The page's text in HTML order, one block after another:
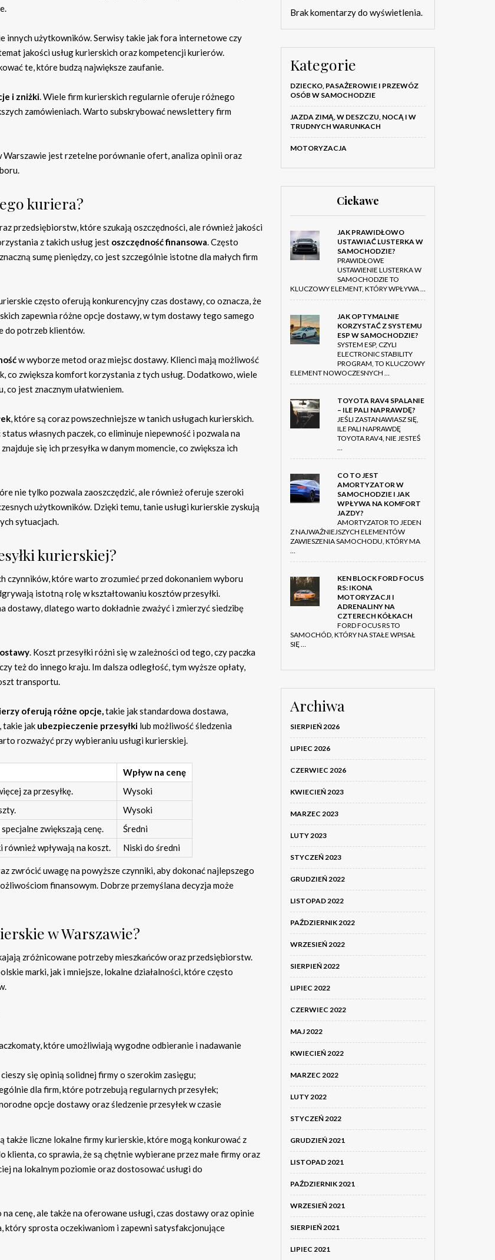
innych użytkowników. Serwisy takie jak fora internetowe czy
jakości usług kurierskich oraz kompetencji kurierów.
te, które budzą największe zaufanie.
i zniżki. Wiele firm kurierskich regularnie oferuje różnego
zamówieniach. Warto subskrybować newslettery firm
Warszawie jest rzetelne porównanie ofert, analiza opinii oraz
kuriera?
przedsiębiorstw, które szukają oszczędności, ale również jakości
z takich usług jest oszczędność finansowa. Często
sumę pieniędzy, co jest szczególnie istotne dla małych firm
często oferują konkurencyjny czas dostawy, co oznacza, że
zapewnia różne opcje dostawy, w tym dostawy tego samego
do potrzeb klientów.
w wyborze metod oraz miejsc dostawy. Klienci mają możliwość
co zwiększa komfort korzystania z tych usług. Dodatkowo, wiele
co jest znacznym ułatwieniem.
, które są coraz powszechniejsze w tanich usługach kurierskich.
własnych paczek, co eliminuje niepewność i pozwala na
się ich przesyłka w danym momencie, co zwiększa ich
nie tylko pozwala zaoszczędzić, ale również oferuje szeroki
użytkowników. Dzięki temu, tanie usługi kurierskie zyskują
sytuacjach.
kurierskiej?
czynników, które warto zrozumieć przed dokonaniem wyboru
istotną rolę w kształtowaniu kosztów przesyłki.
dostawy, dlatego warto dokładnie zważyć i zmierzyć siedzibę
. Koszt przesyłki różni się w zależności od tego, czy paczka
też do innego kraju. Im dalsza odległość, tym wyższe opłaty,
transportu.
oferują różne opcje,takie jak standardowa dostawa,
takie jak ubezpieczenie przesyłki lub możliwość śledzenia
rozważyć przy wybieraniu usługi kurierskiej.
Wpływ na cenę
za przesyłkę.
Wysoki
Wysoki
zwiększają cenę.
Średni
również wpływają na koszt. Niski do średni
uwagę na powyższe czynniki, aby dokonać najlepszego
finansowym. Dobrze przemyślana decyzja może
w Warszawie?
zróżnicowane potrzeby mieszkańców oraz przedsiębiorstw.
marki, jak i mniejsze, lokalne działalności, które często
które umożliwiają wygodne odbieranie i nadawanie
się opinią solidnej firmy o szerokim zasięgu;
dla firm, które potrzebują regularnych przesyłek;
opcje dostawy oraz śledzenie przesyłek w czasie
także liczne lokalne firmy kurierskie, które mogą konkurować z
co sprawia, że są chętnie wybierane przez małe firmy oraz
na lokalnym poziomie oraz dostosować usługi do
cenę, ale także na oferowane usługi, czas dostawy oraz opinie
który sprosta oczekiwaniom i zapewni satysfakcjonujące
Brak komentarzy do wyświetlenia.
Kategorie
DZIECKO, PASAŻEROWIE I PRZEWÓZ
OSÓB W SAMOCHODZIE
JAZDA ZIMĄ, W DESZCZU, NOCĄ I W
TRUDNYCH WARUNKACH
MOTORYZACJA
Ciekawe
JAK PRAWIDŁOWO
USTAWIAĆ LUSTERKA W
SAMOCHODZIE?
PRAWIDŁOWE
USTAWIENIE LUSTERKA W
SAMOCHODZIE TO
KLUCZOWY ELEMENT, KTÓRY WPŁYWA …
JAK OPTYMALNIE
KORZYSTAĆ Z SYSTEMU
ESP W SAMOCHODZIE?
SYSTEM ESP, CZYLI
ELECTRONIC STABILITY
PROGRAM, TO KLUCZOWY
ELEMENT NOWOCZESNYCH …
TOYOTA RAV4 SPALANIE
– ILE PALI NAPRAWDĘ?
JEŚLI ZASTANAWIASZ SIĘ,
ILE PALI NAPRAWDĘ
TOYOTA RAV4, NIE JESTEŚ
…
CO TO JEST
AMORTYZATOR W
SAMOCHODZIE I JAK
WPŁYWA NA KOMFORT
JAZDY?
AMORTYZATOR TO JEDEN
Z NAJWAŻNIEJSZYCH ELEMENTÓW
ZAWIESZENIA SAMOCHODU, KTÓRY MA
…
KEN BLOCK FORD FOCUS
RS: IKONA
MOTORYZACJI I
ADRENALINY NA
CZTERECH KÓŁKACH
FORD FOCUS RS TO
SAMOCHÓD, KTÓRY NA STAŁE WPISAŁ
SIĘ …
Archiwa
SIERPIEŃ 2026
LIPIEC 2026
CZERWIEC 2026
KWIECIEŃ 2023
MARZEC 2023
LUTY 2023
STYCZEŃ 2023
GRUDZIEŃ 2022
LISTOPAD 2022
PAŹDZIERNIK 2022
WRZESIEŃ 2022
SIERPIEŃ 2022
LIPIEC 2022
CZERWIEC 2022
MAJ 2022
KWIECIEŃ 2022
MARZEC 2022
LUTY 2022
STYCZEŃ 2022
GRUDZIEŃ 2021
LISTOPAD 2021
PAŹDZIERNIK 2021
WRZESIEŃ 2021
SIERPIEŃ 2021
LIPIEC 2021